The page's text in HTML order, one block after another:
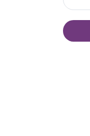
праспект
Тэл.: (+375 17)